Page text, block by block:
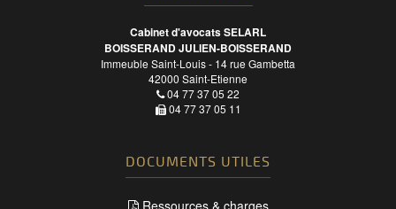
Cabinet d'avocats SELARL
BOISSERAND JULIEN-BOISSERAND
Immeuble Saint-Louis - 14 rue Gambetta
42000 Saint-Etienne
04 77 37 05 22
04 77 37 05 11
DOCUMENTS UTILES
Ressources & charges